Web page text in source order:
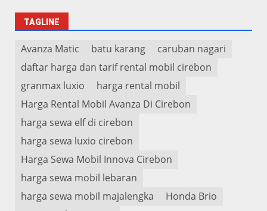
TAGLINE
Avanza Matic batu karang
caruban nagari
daftar harga dan tarif rental mobil cirebon
granmax luxio
harga rental mobil
Harga Rental Mobil Avanza Di Cirebon
harga sewa elf di cirebon
harga sewa luxio cirebon
Harga Sewa Mobil Innova Cirebon
harga sewa mobil lebaran
harga sewa mobil majalengka
Honda Brio